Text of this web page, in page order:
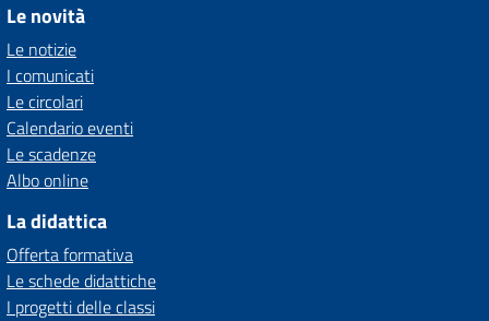
Le novità
Le notizie
I comunicati
Le circolari
Calendario eventi
Le scadenze
Albo online
La didattica
Offerta formativa
Le schede didattiche
I progetti delle classi